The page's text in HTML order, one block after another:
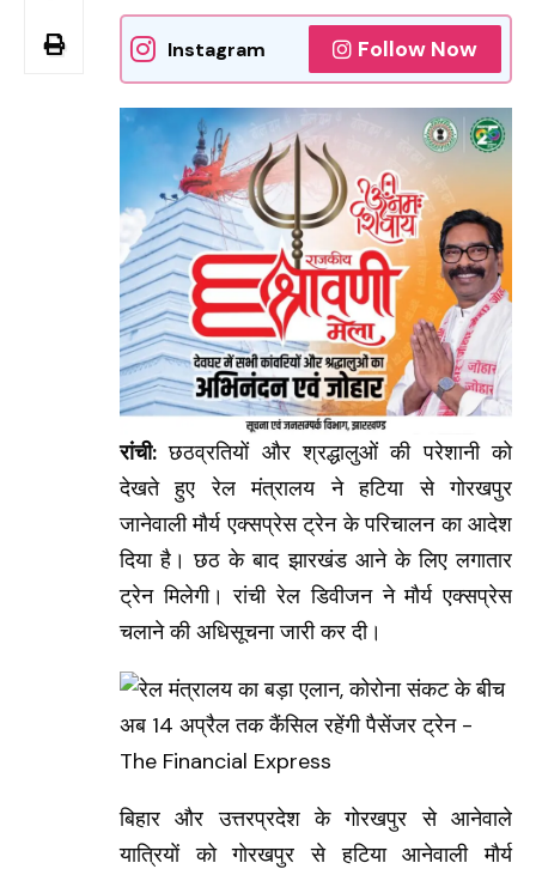
Instagram Follow Now
रांची: छठव्रतियों और श्रद्धालुओं की परेशानी को
देखते हुए रेल मंत्रालय ने हटिया से गाेरखपुर
जानेवाली माैर्य एक्सप्रेस ट्रेन के परिचालन का आदेश
दिया है। छठ के बाद झारखंड आने के लिए लगातार
ट्रेन मिलेगी। रांची रेल डिवीजन ने माैर्य एक्सप्रेस
चलाने की अधिसूचना जारी कर दी।
बिहार और उत्तरप्रदेश के गाेरखपुर से आनेवाले
यात्रियाें काे गाेरखपुर से हटिया आनेवाली माैर्य